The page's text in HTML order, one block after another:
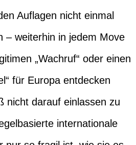
Auflagen nicht einmal
– weiterhin in jedem Move
„Wachruf“ oder einen
für Europa entdecken
nicht darauf einlassen zu
internationale